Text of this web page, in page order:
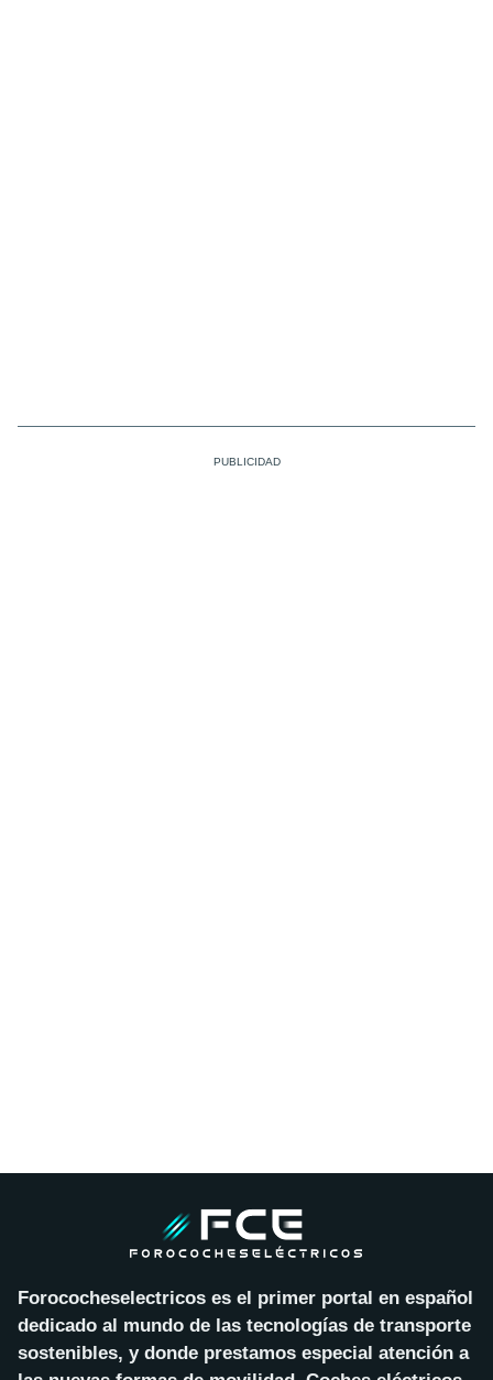
Forococheselectricos es el primer portal en español
dedicado al mundo de las tecnologías de transporte
sostenibles, y donde prestamos especial atención a